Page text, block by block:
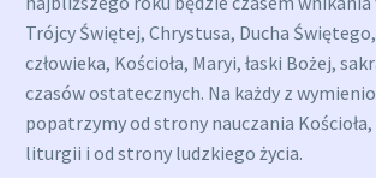
Trójcy Świętej, Chrystusa, Ducha
człowieka, Kościoła, Maryi, łaski Bożej,
czasów ostatecznych. Na każdy z
popatrzymy od strony nauczania
liturgii i od strony ludzkiego życia.